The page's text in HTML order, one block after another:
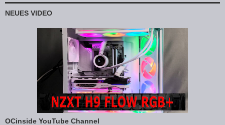
NEUES VIDEO
OCinside YouTube Channel